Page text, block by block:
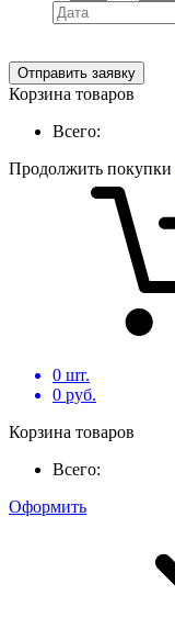
Отправить заявку
Корзина товаров
Всего:
Продолжить покупки
0 шт.
0 руб.
Корзина товаров
Всего:
Оформить